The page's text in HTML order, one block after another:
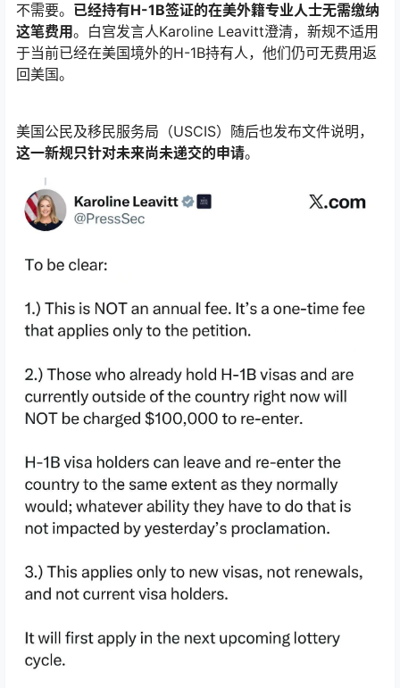
不需要。 已经持有H-1B签证的在美外籍专业人士无需缴纳
这笔费用。白宫发言人Karoline Leavitt澄清，新规不适用
于当前已经在美国境外的H-1B持有人，他们仍可无费用返
回美国。
美国公民及移民服务局（USCIS）随后也发布文件说明，
这一新规只针对未来尚未递交的申请。